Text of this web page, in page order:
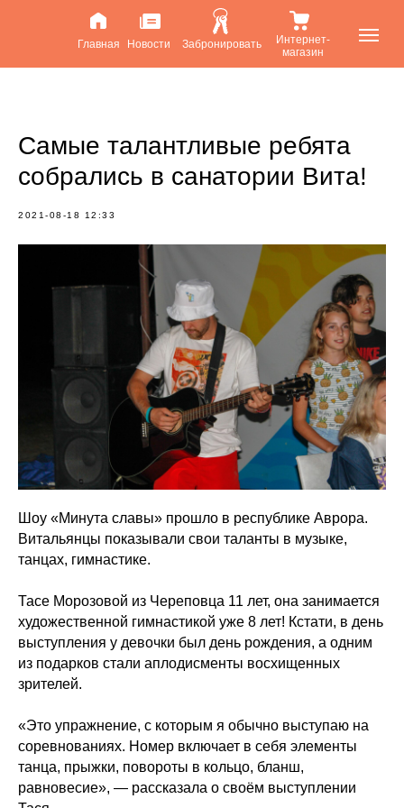
Главная Новости Забронировать
Интернет-
магазин
Самые талантливые ребята
собрались в санатории Вита!
2021-08-18 12:33
Шоу «Минута славы» прошло в республике Аврора.
Витальянцы показывали свои таланты в музыке,
танцах, гимнастике.
Тасе Морозовой из Череповца 11 лет, она занимается
художественной гимнастикой уже 8 лет! Кстати, в день
выступления у девочки был день рождения, а одним
из подарков стали аплодисменты восхищенных
зрителей.
«Это упражнение, с которым я обычно выступаю на
соревнованиях. Номер включает в себя элементы
танца, прыжки, повороты в кольцо, бланш,
равновесие», — рассказала о своём выступлении